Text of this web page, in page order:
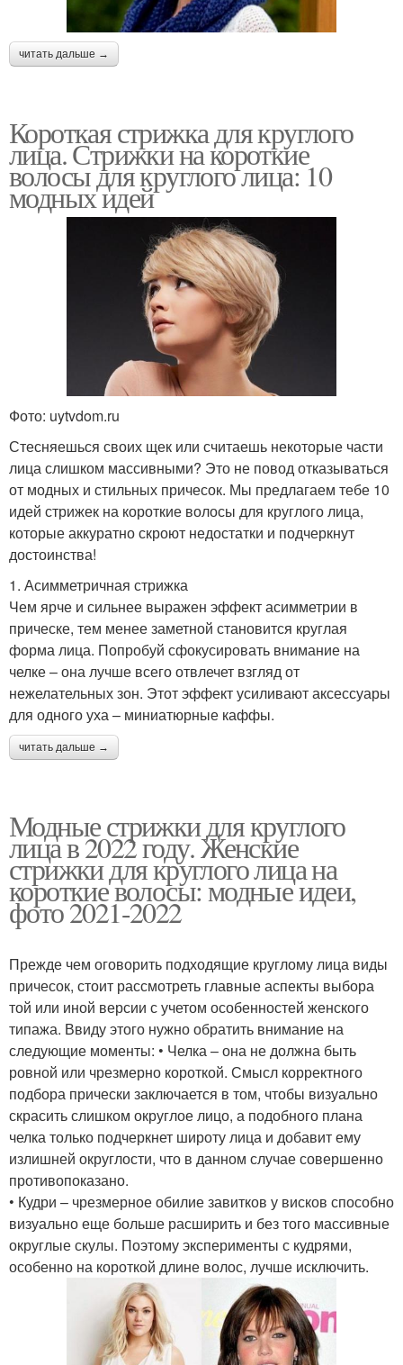
читать дальше →
Короткая стрижка для круглого
лица. Стрижки на короткие
волосы для круглого лица: 10
модных идей
Фото: uytvdom.ru
Стесняешься своих щек или считаешь некоторые части
лица слишком массивными? Это не повод отказываться
от модных и стильных причесок. Мы предлагаем тебе 10
идей стрижек на короткие волосы для круглого лица,
которые аккуратно скроют недостатки и подчеркнут
достоинства!
1. Асимметричная стрижка
Чем ярче и сильнее выражен эффект асимметрии в
прическе, тем менее заметной становится круглая
форма лица. Попробуй сфокусировать внимание на
челке – она лучше всего отвлечет взгляд от
нежелательных зон. Этот эффект усиливают аксессуары
для одного уха – миниатюрные каффы.
читать дальше →
Модные стрижки для круглого
лица в 2022 году. Женские
стрижки для круглого лица на
короткие волосы: модные идеи,
фото 2021-2022
Прежде чем оговорить подходящие круглому лица виды
причесок, стоит рассмотреть главные аспекты выбора
той или иной версии с учетом особенностей женского
типажа. Ввиду этого нужно обратить внимание на
следующие моменты: • Челка – она не должна быть
ровной или чрезмерно короткой. Смысл корректного
подбора прически заключается в том, чтобы визуально
скрасить слишком округлое лицо, а подобного плана
челка только подчеркнет широту лица и добавит ему
излишней округлости, что в данном случае совершенно
противопоказано.
• Кудри – чрезмерное обилие завитков у висков способно
визуально еще больше расширить и без того массивные
округлые скулы. Поэтому эксперименты с кудрями,
особенно на короткой длине волос, лучше исключить.